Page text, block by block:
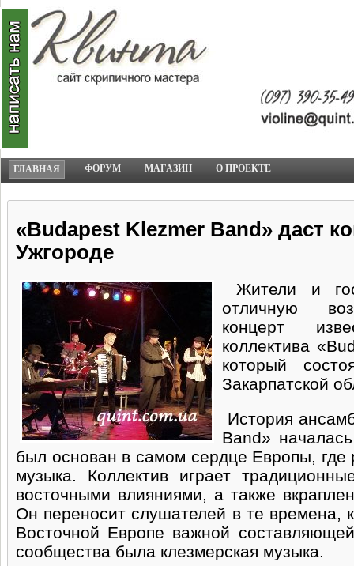
ГЛАВНАЯ ФОРУМ МАГАЗИН О ПРОЕКТЕ
«Budapest Klezmer Band» даст
Ужгороде
Жители и
отличную
концерт
коллектива
который
Закарпатской
История
Band»
был основан в самом сердце Европы, где
музыка. Коллектив играет
восточными влияниями, а также
Он переносит слушателей в те времена,
Восточной Европе важной
сообщества была клезмерская музыка.